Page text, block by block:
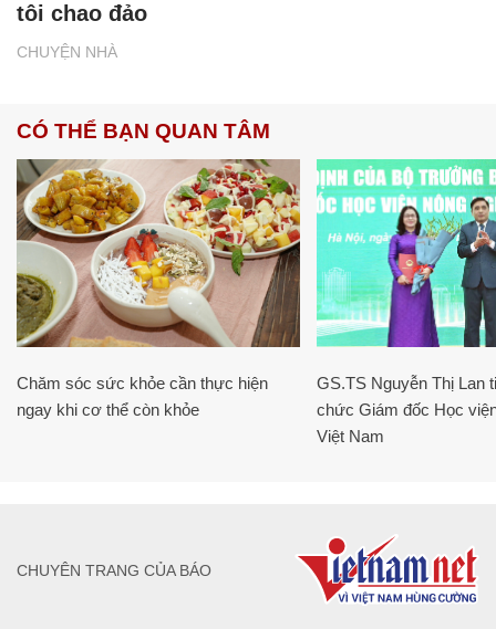
CHUYỆN NHÀ
tôi chao đảo
CÓ THỂ BẠN QUAN TÂM
Chăm sóc sức khỏe cần thực hiện
ngay khi cơ thể còn khỏe
GS.TS Nguyễn Thị Lan
chức Giám đốc Học
Việt Nam
CHUYÊN TRANG CỦA BÁO